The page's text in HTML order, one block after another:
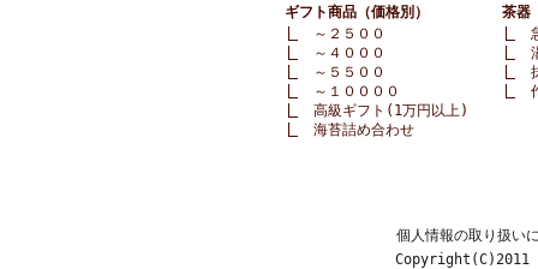
ギフト商品（価格別）
～２５００
～４０００
～５５００
～１００００
高級ギフト(1万円以上)
海苔詰め合わせ
茶器
個人情報の取り扱い